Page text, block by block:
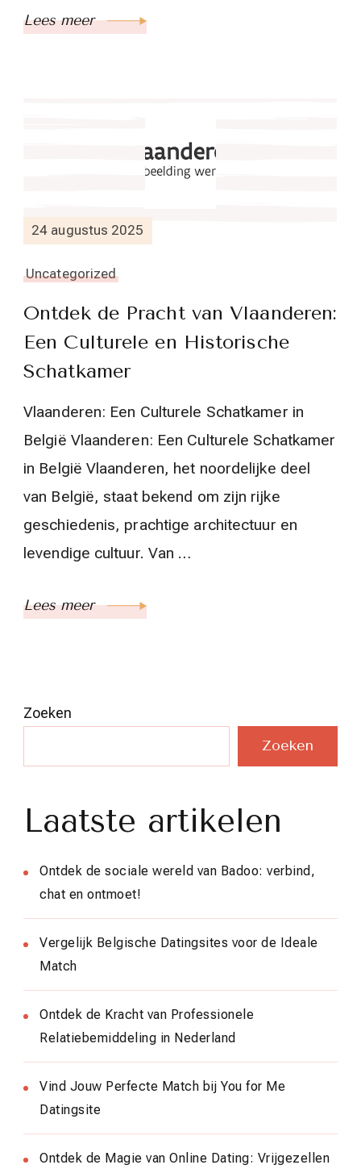
Lees meer
24 augustus 2025
Uncategorized
Ontdek de Pracht van Vlaanderen:
Een Culturele en Historische
Schatkamer
Vlaanderen: Een Culturele Schatkamer in
België Vlaanderen: Een Culturele Schatkamer
in België Vlaanderen, het noordelijke deel
van België, staat bekend om zijn rijke
geschiedenis, prachtige architectuur en
levendige cultuur. Van …
Lees meer
Zoeken
Zoeken
Laatste artikelen
Ontdek de sociale wereld van Badoo: verbind,
chat en ontmoet!
Vergelijk Belgische Datingsites voor de Ideale
Match
Ontdek de Kracht van Professionele
Relatiebemiddeling in Nederland
Vind Jouw Perfecte Match bij You for Me
Datingsite
Ontdek de Magie van Online Dating: Vrijgezellen